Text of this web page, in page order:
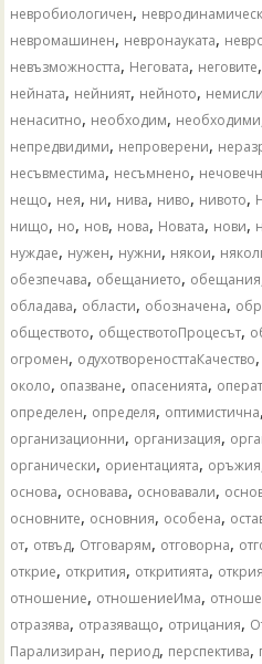
невробиологичен,
невромашинен, невронауката,
невъзможността, Неговата, неговите,
нейната, нейният, нейното,
ненаситно, необходим, необходими
непредвидими, непроверени,
несъвместима, несъмнено,
нещо, нея, ни, нива, ниво, нивото,
нищо, но, нов, нова, Новата, нови,
нуждае, нужен, нужни, някои,
обезпечава, обещанието, обещания
обладава, области, обозначена,
обществото, обществотоПроцесът,
огромен, одухотвореносттаКачество,
около, опазване, опасенията,
определен, определя, оптимистична,
организационни, организация,
органически, ориентацията, оръжия
основа, основава, основавали,
основните, основния, особена,
от, отвъд, Отговарям, отговорна,
открие, открития, откритията,
отношение, отношениеИма,
отразява, отразяващо, отрицания,
Парализиран, период, перспектива,